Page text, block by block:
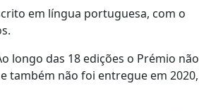
em língua portuguesa, com o
longo das 18 edições o Prémio não
também não foi entregue em 2020,